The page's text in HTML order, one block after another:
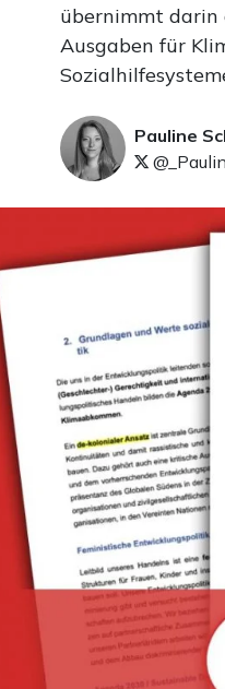
übernimmt darin
Ausgaben für
Pauline